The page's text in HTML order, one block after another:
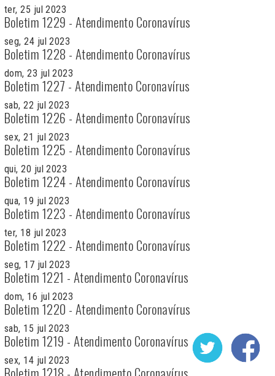
ter, 25 jul 2023
Boletim 1229 - Atendimento Coronavírus
seg, 24 jul 2023
Boletim 1228 - Atendimento Coronavírus
dom, 23 jul 2023
Boletim 1227 - Atendimento Coronavírus
sab, 22 jul 2023
Boletim 1226 - Atendimento Coronavírus
sex, 21 jul 2023
Boletim 1225 - Atendimento Coronavírus
qui, 20 jul 2023
Boletim 1224 - Atendimento Coronavírus
qua, 19 jul 2023
Boletim 1223 - Atendimento Coronavírus
ter, 18 jul 2023
Boletim 1222 - Atendimento Coronavírus
seg, 17 jul 2023
Boletim 1221 - Atendimento Coronavírus
dom, 16 jul 2023
Boletim 1220 - Atendimento Coronavírus
sab, 15 jul 2023
Boletim 1219 - Atendimento Coronavírus
sex, 14 jul 2023